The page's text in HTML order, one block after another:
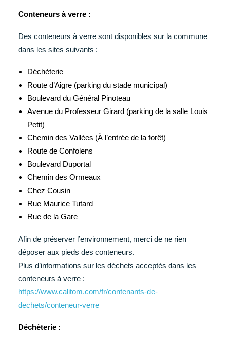
Conteneurs à verre :
Des conteneurs à verre sont disponibles sur la commune
dans les sites suivants :
Déchèterie
Route d’Aigre (parking du stade municipal)
Boulevard du Général Pinoteau
Avenue du Professeur Girard (parking de la salle Louis
Petit)
Chemin des Vallées (À l’entrée de la forêt)
Route de Confolens
Boulevard Duportal
Chemin des Ormeaux
Chez Cousin
Rue Maurice Tutard
Rue de la Gare
Afin de préserver l’environnement, merci de ne rien
déposer aux pieds des conteneurs.
Plus d’informations sur les déchets acceptés dans les
conteneurs à verre :
https://www.calitom.com/fr/contenants-de-
dechets/conteneur-verre
Déchèterie :